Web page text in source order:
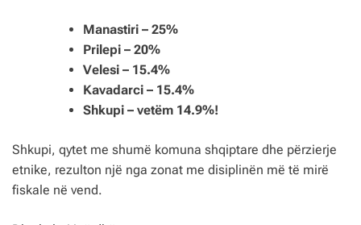
Manastiri – 25%
Prilepi – 20%
Velesi – 15.4%
Kavadarci – 15.4%
Shkupi – vetëm 14.9%!
Shkupi, qytet me shumë komuna shqiptare dhe përzierje
etnike, rezulton një nga zonat me disiplinën më të mirë
fiskale në vend.